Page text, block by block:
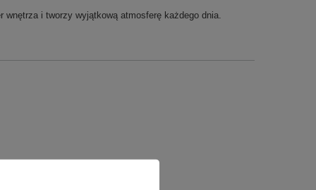
i tworzy wyjątkową atmosferę każdego dnia.